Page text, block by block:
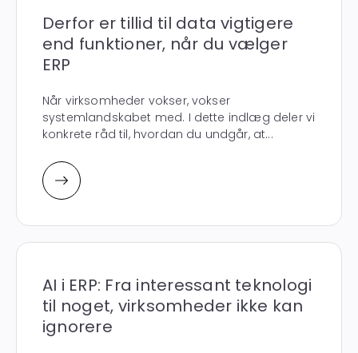
Derfor er tillid til data vigtigere
end funktioner, når du vælger
ERP
Når virksomheder vokser, vokser
systemlandskabet med. I dette indlæg deler vi
konkrete råd til, hvordan du undgår, at...
AI i ERP: Fra interessant teknologi
til noget, virksomheder ikke kan
ignorere